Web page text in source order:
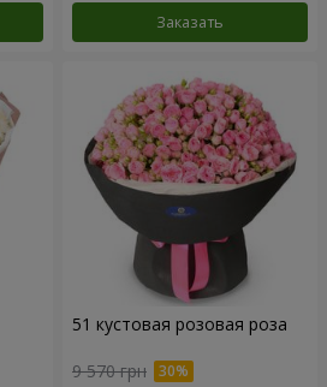
Заказать
51 кустовая розовая роза
9 570 грн